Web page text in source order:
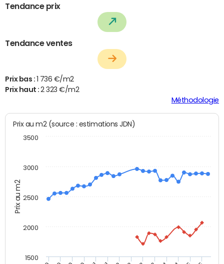
Tendance prix
Tendance ventes
Prix bas : 1 736 €/m2
Prix haut :2 323 €/m2
Méthodologie
Prix au m2
Prix au m2 (source : estimations JDN)
1500
2000
2500
3000
3500